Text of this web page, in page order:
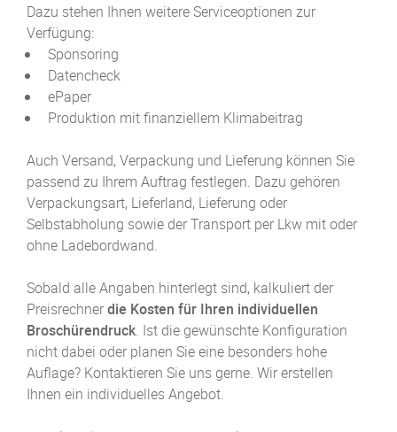
Dazu stehen Ihnen weitere Serviceoptionen zur
Verfügung:
Sponsoring
Datencheck
ePaper
Produktion mit finanziellem Klimabeitrag
Auch Versand, Verpackung und Lieferung können Sie
passend zu Ihrem Auftrag festlegen. Dazu gehören
Verpackungsart, Lieferland, Lieferung oder
Selbstabholung sowie der Transport per Lkw mit oder
ohne Ladebordwand.
Sobald alle Angaben hinterlegt sind, kalkuliert der
Preisrechnerdie Kosten für Ihren individuellen
Broschüren­druck. Ist die gewünschte Konfiguration
nicht dabei oder planen Sie eine besonders hohe
Auflage? Kontaktieren Sie uns gerne. Wir erstellen
Ihnen ein individuelles Angebot.